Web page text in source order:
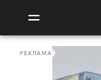
РЕКЛАМА